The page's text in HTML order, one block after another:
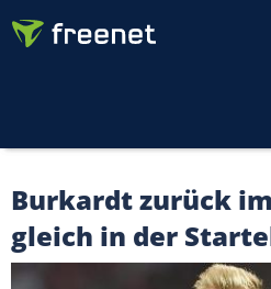
Burkardt zurück
gleich in der